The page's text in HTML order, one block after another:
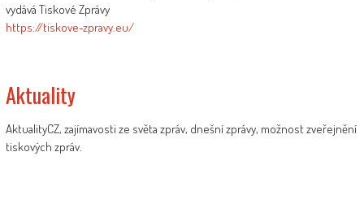
vydává Tiskové Zprávy
https://tiskove-zpravy.eu/
Aktuality
AktualityCZ, zajímavosti ze světa zpráv, dnešní zprávy, možnost zveřejnění
tiskových zpráv.